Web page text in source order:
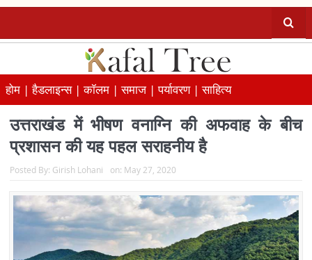
होम |हैडलाइन्स |कॉलम |समाज |पर्यावरण |साहित्य
उत्तराखंड में भीषण वनाग्नि की अफवाह के बीच
प्रशासन की यह पहल सराहनीय है
Posted By: Girish Lohani on: May 27, 2020